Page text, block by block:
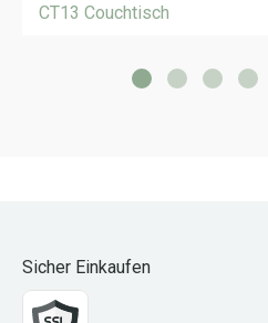
CT13 Couchtisch
Sicher Einkaufen